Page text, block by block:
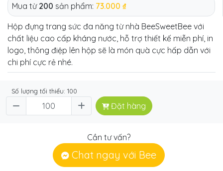
Mua từ 200 sản phẩm: 73.000 ₫
Hộp đựng trang sức đa năng từ nhà BeeSweetBee với
chất liệu cao cấp kháng nước, hỗ trợ thiết kế miễn phí, in
logo, thông điệp lên hộp sẽ là món quà cực hấp dẫn với
chi phí cực rẻ nhé.
Số lượng tối thiểu: 100
Đặt hàng
Cần tư vấn?
Chat ngay với Bee